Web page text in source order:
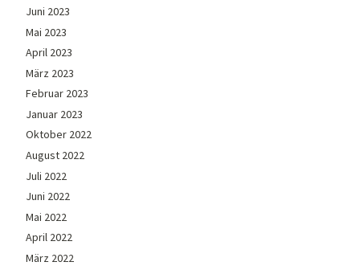
Juni 2023
Mai 2023
April 2023
März 2023
Februar 2023
Januar 2023
Oktober 2022
August 2022
Juli 2022
Juni 2022
Mai 2022
April 2022
März 2022